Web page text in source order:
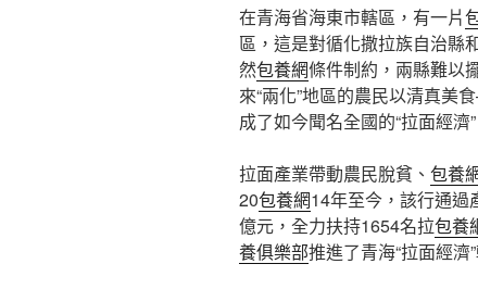
在青海省海東市轄區，有一片
區，這是對循化撒拉族自治縣
然包養網條件制約，兩縣難以
來“兩化”地區的農民以清真
成了如今聞名全國的“拉面經濟”
拉面產業帶動農民脫貧、 包養
20包養網14年至今，該行通過
億元，全力扶持1654名拉包養
養俱樂部推進了青海“拉面經濟